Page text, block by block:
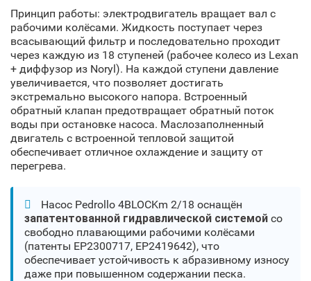
Принцип работы: электродвигатель вращает вал с
рабочими колёсами. Жидкость поступает через
всасывающий фильтр и последовательно проходит
через каждую из 18 ступеней (рабочее колесо из Lexan
+ диффузор из Noryl). На каждой ступени давление
увеличивается, что позволяет достигать
экстремально высокого напора. Встроенный
обратный клапан предотвращает обратный поток
воды при остановке насоса. Маслозаполненный
двигатель с встроенной тепловой защитой
обеспечивает отличное охлаждение и защиту от
перегрева.
Насос Pedrollo 4BLOCKm 2/18 оснащён
запатентованной гидравлической системой со
свободно плавающими рабочими колёсами
(патенты EP2300717, EP2419642), что
обеспечивает устойчивость к абразивному износу
даже при повышенном содержании песка.